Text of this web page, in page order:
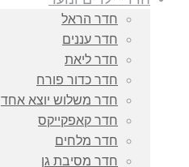
חדר הראל
חדר עננים
חדר ליאת
חדר כדור פורח
חדר משלוש יוצא אחד
חדר קאפקייקס
חדר מלחים
חדר מסיבת גן